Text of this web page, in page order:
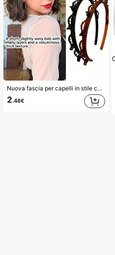
Nuova fascia per capelli in stile coreano con trama traforata, elastico per capelli, fermaglio per frangia, accessori per capelli, accessori per capelli da donna, strumento per acconciatura, prodotto di bellezza, accessori per capelli ricci da donna, ricci senza calore, accessori per capelli, fermaglio per capelli, estetico
2.48€